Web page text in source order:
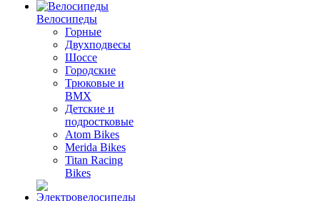
Велосипеды
Горные
Двухподвесы
Шоссе
Городские
Трюковые и
BMX
Детские и
подростковые
Atom Bikes
Merida Bikes
Titan Racing
Bikes